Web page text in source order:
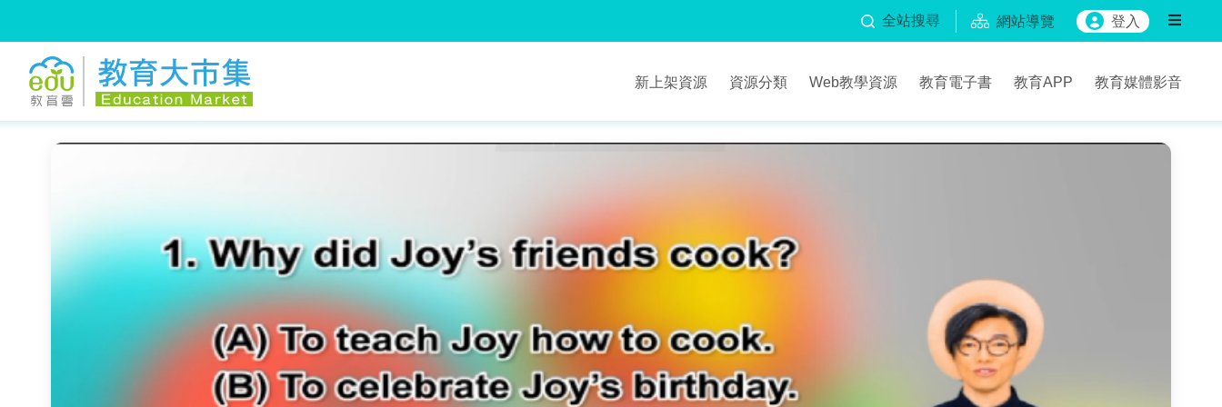
全站搜尋 網站導覽 登入
新上架資源 資源分類 Web教學資源 教育電子書 教育APP 教育媒體影音